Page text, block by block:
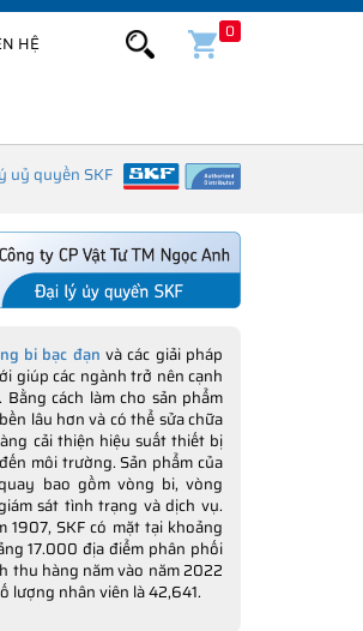
HỆ
0
uỷ quyền SKF
bi bạc đạn và các giải pháp
giúp các ngành trở nên cạnh
cách làm cho sản phẩm
lâu hơn và có thể sửa chữa
cải thiện hiệu suất thiết bị
môi trường. Sản phẩm của
bao gồm vòng bi, vòng
sát tình trạng và dịch vụ.
1907, SKF có mặt tại khoảng
17.000 địa điểm phân phối
thu hàng năm vào năm 2022
lượng nhân viên là 42,641.